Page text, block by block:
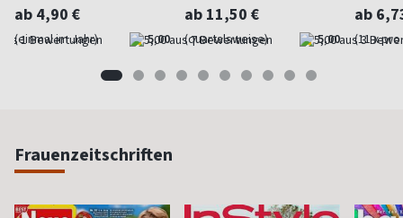
ab 4,90 €
(einmal im Jahr) 5,00
ab 11,50 €
(quartalsweise) 5,00
ab
(11 x
Frauenzeitschriften